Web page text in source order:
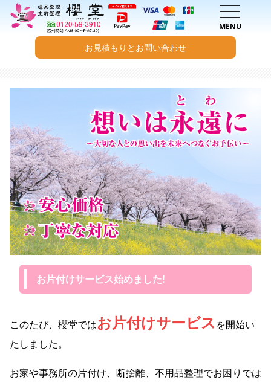
toggle
MENU
お見積もりとお問い合わせ
お片付けサービス始めました!
このたび、櫻堂ではお片付けサービス を開始い
たしました。
お家や事務所の片付け、断捨離、不用品整理でお困りでは